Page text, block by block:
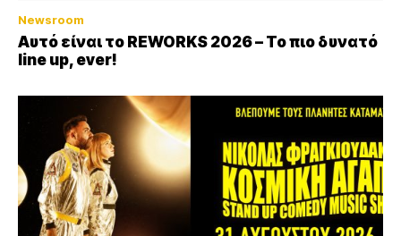
Newsroom
Αυτό είναι το REWORKS 2026 – Το πιο δυνατό
line up, ever!